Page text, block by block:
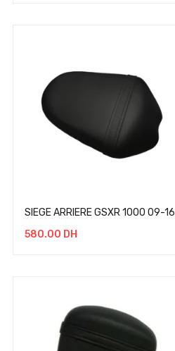
SIEGE ARRIERE GSXR 1000 09-16
580.00 DH